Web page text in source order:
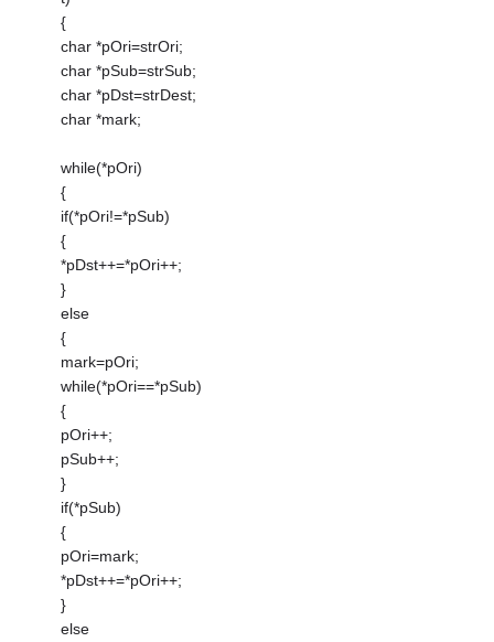
{
char *pOri=strOri;
char *pSub=strSub;
char *pDst=strDest;
char *mark;
while(*pOri)
{
if(*pOri!=*pSub)
{
*pDst++=*pOri++;
}
else
{
mark=pOri;
while(*pOri==*pSub)
{
pOri++;
pSub++;
}
if(*pSub)
{
pOri=mark;
*pDst++=*pOri++;
}
else